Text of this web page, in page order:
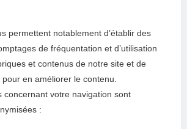
permettent notablement d’établir des
de fréquentation et d’utilisation
et contenus de notre site et de
en améliorer le contenu.
concernant votre navigation sont
: